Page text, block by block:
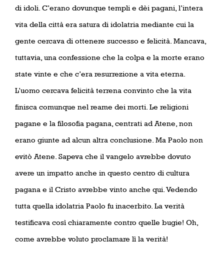
di idoli. C’erano dovunque templi e dèi pagani, l’intera
vita della città era satura di idolatria mediante cui la
gente cercava di ottenere successo e felicità. Mancava,
tuttavia, una confessione che la colpa e la morte erano
state vinte e che c’era resurrezione a vita eterna.
L’uomo cercava felicità terrena convinto che la vita
finisca comunque nel reame dei morti. Le religioni
pagane e la filosofia pagana, centrati ad Atene, non
erano giunte ad alcun altra conclusione. Ma Paolo non
evitò Atene. Sapeva che il vangelo avrebbe dovuto
avere un impatto anche in questo centro di cultura
pagana e il Cristo avrebbe vinto anche qui. Vedendo
tutta quella idolatria Paolo fu inacerbito. La verità
testificava così chiaramente contro quelle bugie! Oh,
come avrebbe voluto proclamare lì la verità!